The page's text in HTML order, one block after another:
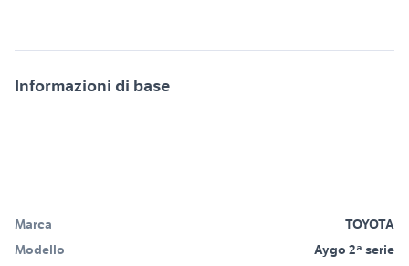
Informazioni di base
Marca
TOYOTA
Modello
Aygo 2ª serie